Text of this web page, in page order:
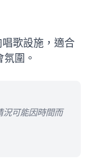
歌設施，適合
圍。
況可能因時間而